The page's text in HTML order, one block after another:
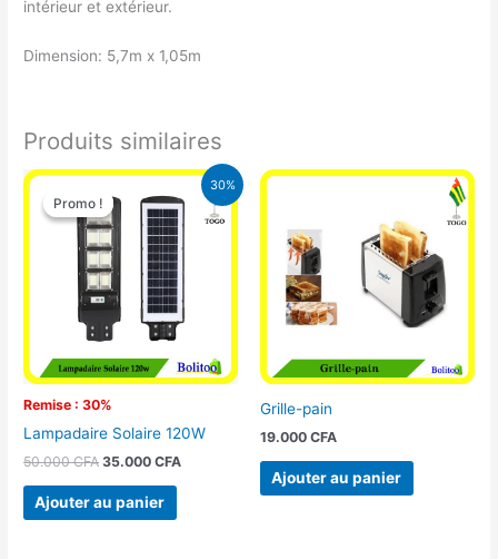
intérieur et extérieur.
Dimension: 5,7m x 1,05m
Produits similaires
30%
Promo !
Remise : 30%
Promo !
Lampadaire Solaire 120W
50.000CFA
Le
prix
initial
était :
50.000 CFA.
35.000CFA
Le
prix
actuel
est :
35.000 CFA.
Ajouter au panier
Grille-pain
19.000 CFA
Ajouter au panier